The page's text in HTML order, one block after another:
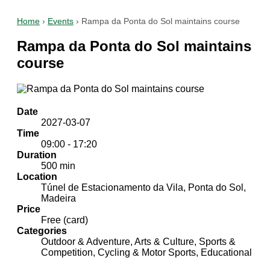
Home › Events › Rampa da Ponta do Sol maintains course
Rampa da Ponta do Sol maintains
course
Date
2027-03-07
Time
09:00 - 17:20
Duration
500 min
Location
Túnel de Estacionamento da Vila, Ponta do Sol,
Madeira
Price
Free (card)
Categories
Outdoor & Adventure, Arts & Culture, Sports &
Competition, Cycling & Motor Sports, Educational